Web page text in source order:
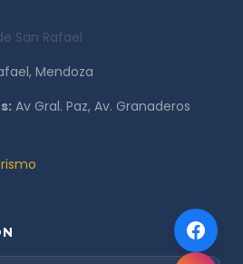
San Rafael
Mendoza
Av Gral. Paz, Av. Granaderos